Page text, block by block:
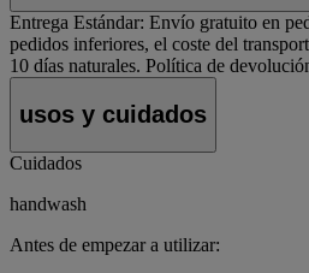
Entrega Estándar: Envío gratuito en
pedidos inferiores, el coste del
10 días naturales. Política de
usos y cuidados
Cuidados
handwash
Antes de empezar a utilizar: